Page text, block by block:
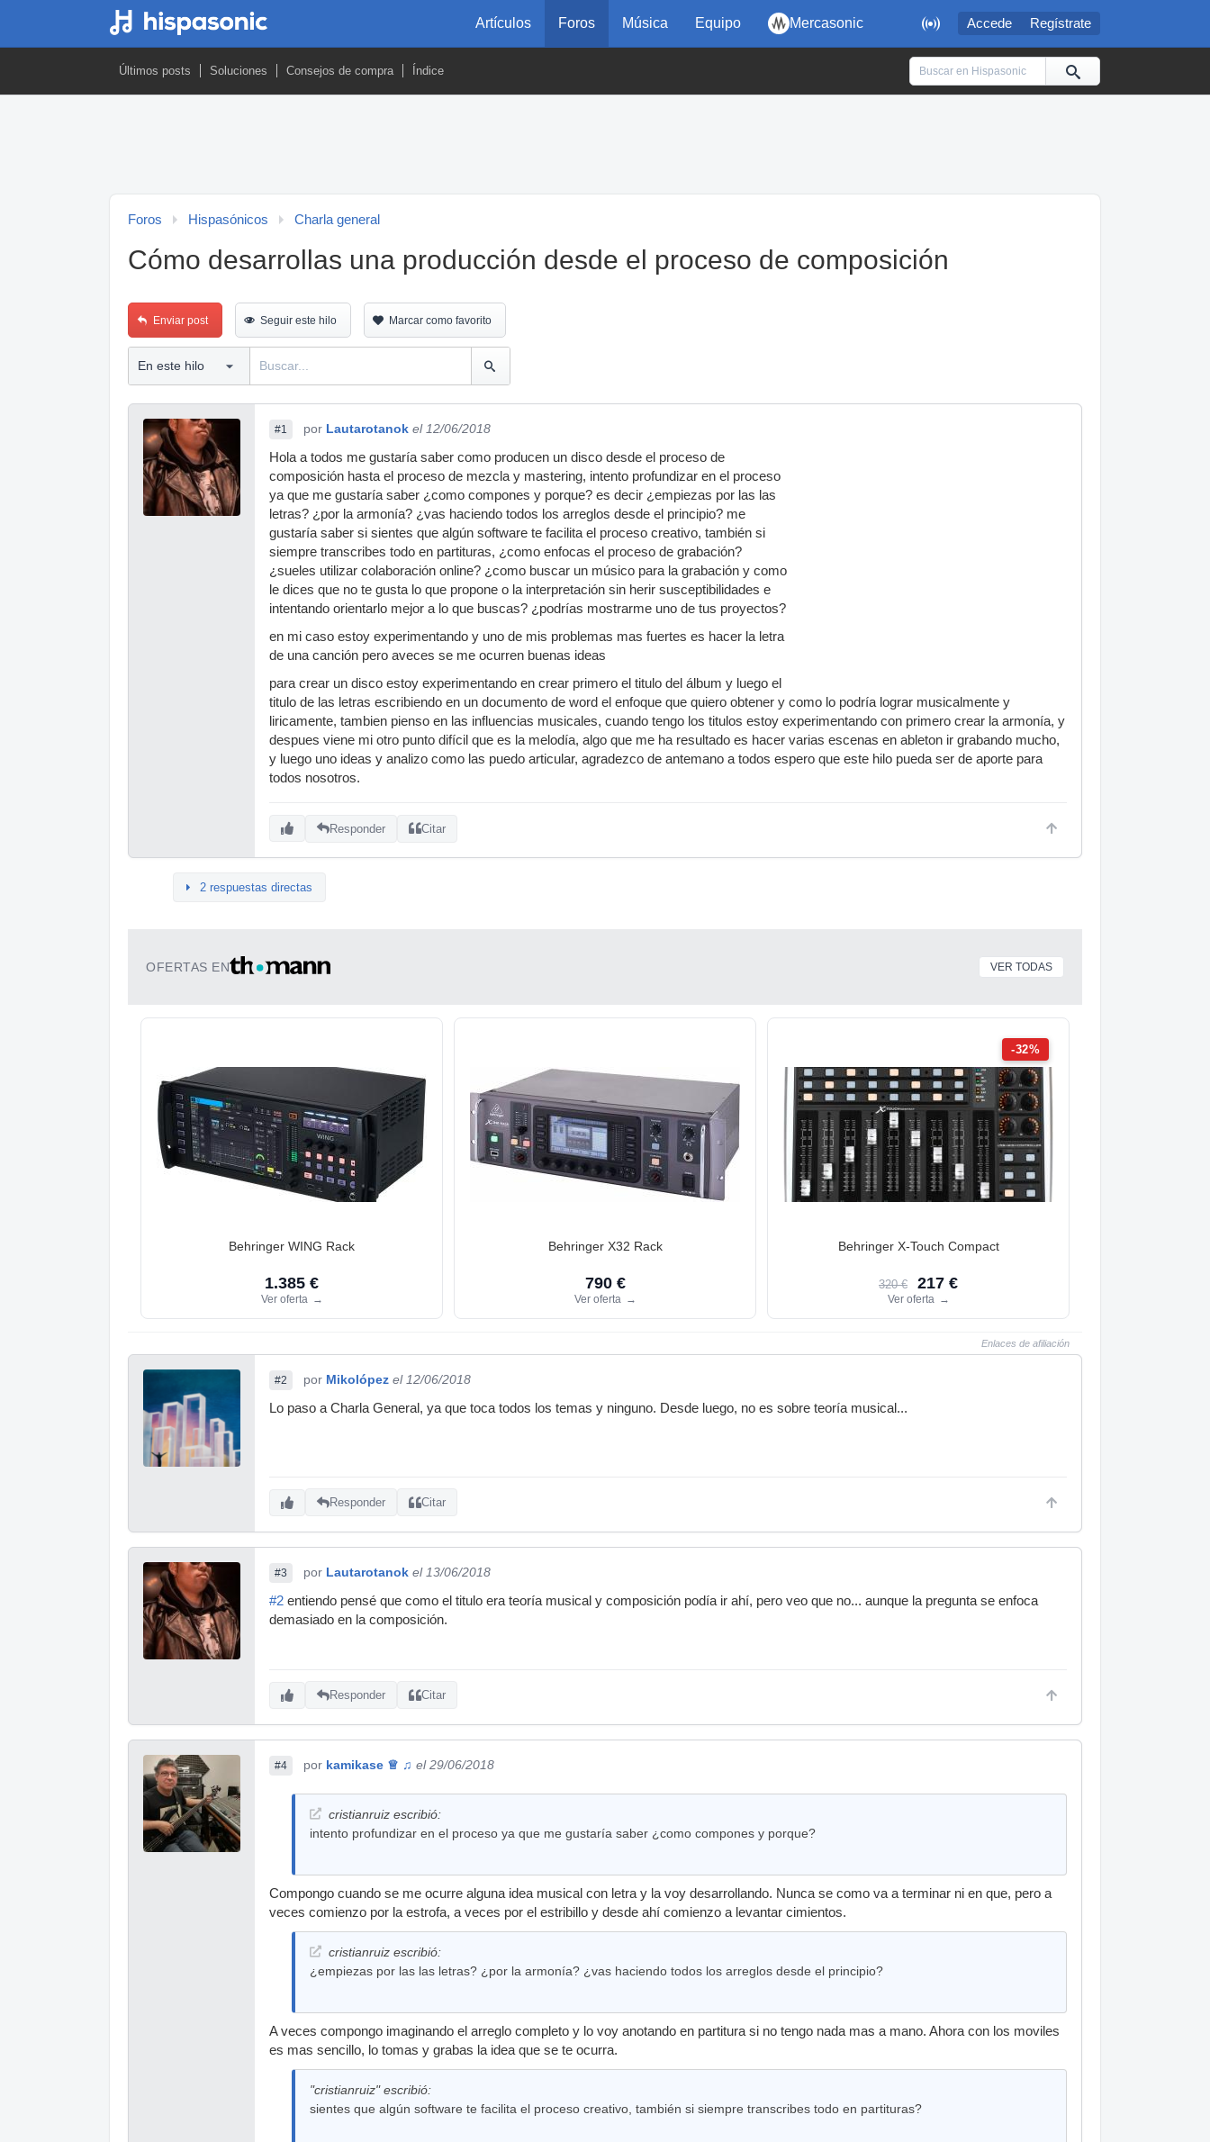
 Accede Regístrate
Artículos Foros Música Equipo Mercasonic
Últimos posts Soluciones Consejos de compra Índice
Foros Hispasónicos Charla general
Cómo desarrollas una producción desde el proceso de composición
Enviar post Seguir este hilo Marcar como favorito
#1 por Lautarotanok el 12/06/2018
Hola a todos me gustaría saber como producen un disco desde el proceso de
composición hasta el proceso de mezcla y mastering, intento profundizar en el proceso
ya que me gustaría saber ¿como compones y porque? es decir ¿empiezas por las las
letras? ¿por la armonía? ¿vas haciendo todos los arreglos desde el principio? me
gustaría saber si sientes que algún software te facilita el proceso creativo, también si
siempre transcribes todo en partituras, ¿como enfocas el proceso de grabación?
¿sueles utilizar colaboración online? ¿como buscar un músico para la grabación y como
le dices que no te gusta lo que propone o la interpretación sin herir susceptibilidades e
intentando orientarlo mejor a lo que buscas? ¿podrías mostrarme uno de tus proyectos?
en mi caso estoy experimentando y uno de mis problemas mas fuertes es hacer la letra
de una canción pero aveces se me ocurren buenas ideas
para crear un disco estoy experimentando en crear primero el titulo del álbum y luego el
titulo de las letras escribiendo en un documento de word el enfoque que quiero obtener y como lo podría lograr musicalmente y
liricamente, tambien pienso en las influencias musicales, cuando tengo los titulos estoy experimentando con primero crear la armonía, y
despues viene mi otro punto difícil que es la melodía, algo que me ha resultado es hacer varias escenas en ableton ir grabando mucho,
y luego uno ideas y analizo como las puedo articular, agradezco de antemano a todos espero que este hilo pueda ser de aporte para
todos nosotros.
Responder Citar
2 respuestas directas
OFERTAS EN VER TODAS
Behringer WING Rack
1.385 €
Ver oferta →
Behringer X32 Rack
790 €
Ver oferta →
-32%
Behringer X-Touch Compact
320 € 217 €
Ver oferta →
Enlaces de afiliación
#2 por Mikolópez el 12/06/2018
Lo paso a Charla General, ya que toca todos los temas y ninguno. Desde luego, no es sobre teoría musical...
Responder Citar
#3 por Lautarotanok el 13/06/2018
#2 entiendo pensé que como el titulo era teoría musical y composición podía ir ahí, pero veo que no... aunque la pregunta se enfoca
demasiado en la composición.
Responder Citar
#4 por kamikase ♕ ♫ el 29/06/2018
cristianruiz escribió:
intento profundizar en el proceso ya que me gustaría saber ¿como compones y porque?
Compongo cuando se me ocurre alguna idea musical con letra y la voy desarrollando. Nunca se como va a terminar ni en que, pero a
veces comienzo por la estrofa, a veces por el estribillo y desde ahí comienzo a levantar cimientos.
cristianruiz escribió:
¿empiezas por las las letras? ¿por la armonía? ¿vas haciendo todos los arreglos desde el principio?
A veces compongo imaginando el arreglo completo y lo voy anotando en partitura si no tengo nada mas a mano. Ahora con los moviles
es mas sencillo, lo tomas y grabas la idea que se te ocurra.
"cristianruiz" escribió:
sientes que algún software te facilita el proceso creativo, también si siempre transcribes todo en partituras?